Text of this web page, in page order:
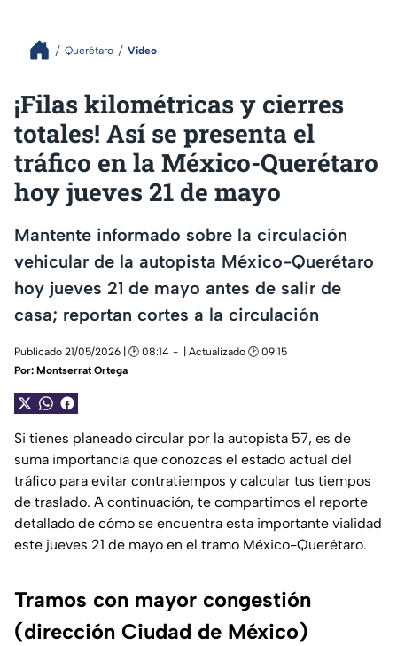
Querétaro Video
¡Filas kilométricas y cierres
totales! Así se presenta el
tráfico en la México-Querétaro
hoy jueves 21 de mayo
Mantente informado sobre la circulación
vehicular de la autopista México-Querétaro
hoy jueves 21 de mayo antes de salir de
casa; reportan cortes a la circulación
Publicado 21/05/2026 | 🕑 08:14
| Actualizado 🕑 09:15
Por: Montserrat Ortega
Si tienes planeado circular por la autopista 57, es de
suma importancia que conozcas el estado actual del
tráfico para evitar contratiempos y calcular tus tiempos
de traslado. A continuación, te compartimos el reporte
detallado de cómo se encuentra esta importante vialidad
este jueves 21 de mayo en el tramo México-Querétaro.
Tramos con mayor congestión
(dirección Ciudad de México)